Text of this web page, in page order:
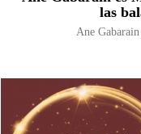
las
Ane Gabarain